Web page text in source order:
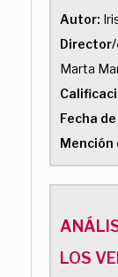
Autor:
Director/
Marta
Fecha
LOS